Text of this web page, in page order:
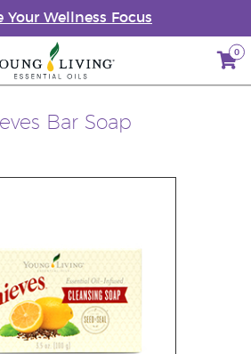
Your Wellness Focus
0
Bar Soap